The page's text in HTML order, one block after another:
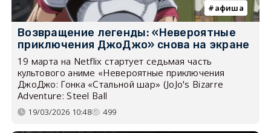
афиша
Возвращение легенды: «Невероятные
приключения ДжоДжо» снова на экране
19 марта на Netflix стартует седьмая часть
культового аниме «Невероятные приключения
ДжоДжо: Гонка «Стальной шар» (JoJo's Bizarre
Adventure: Steel Ball
19/03/2026 10:48 499